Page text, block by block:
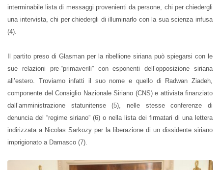
interminabile lista di messaggi provenienti da persone, chi per chiedergli
una intervista, chi per chiedergli di illuminarlo con la sua scienza infusa
(4).
Il partito preso di Glasman per la ribellione siriana può spiegarsi con le
sue relazioni pre-“primaverili” con esponenti dell’opposizione siriana
all’estero. Troviamo infatti il suo nome e quello di Radwan Ziadeh,
componente del Consiglio Nazionale Siriano (CNS) e attivista finanziato
dall’amministrazione statunitense (5), nelle stesse conferenze di
denuncia del “regime siriano” (6) o nella lista dei firmatari di una lettera
indirizzata a Nicolas Sarkozy per la liberazione di un dissidente siriano
imprigionato a Damasco (7).